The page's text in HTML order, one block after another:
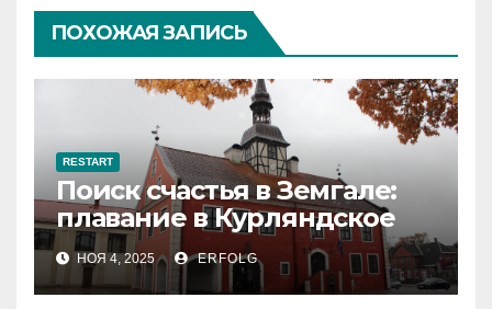
ПОХОЖАЯ ЗАПИСЬ
RESTART
Поиск счастья в Земгале:
плавание в Курляндское
герцогство
НОЯ 4, 2025 ERFOLG